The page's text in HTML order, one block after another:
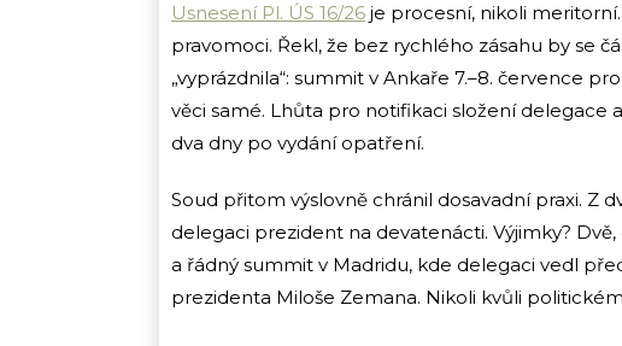
Usnesení Pl. ÚS 16/26 je procesní, nikoli
pravomoci. Řekl, že bez rychlého zásahu by se
„vyprázdnila“: summit v Ankaře 7.–8. července
věci samé. Lhůta pro notifikaci složení delegace
dva dny po vydání opatření.
Soud přitom výslovně chránil dosavadní praxi. Z
delegaci prezident na devatenácti. Výjimky?
a řádný summit v Madridu, kde delegaci vedl
prezidenta Miloše Zemana. Nikoli kvůli